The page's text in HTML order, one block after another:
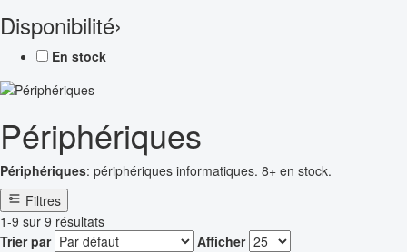
Disponibilité›
En stock
Périphériques
Périphériques: périphériques informatiques. 8+ en stock.
Filtres
1-9 sur 9 résultats
Trier par
Afficher